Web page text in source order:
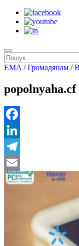
EMA /Громадянам /
Facebook
LinkedIn
Telegram
Email